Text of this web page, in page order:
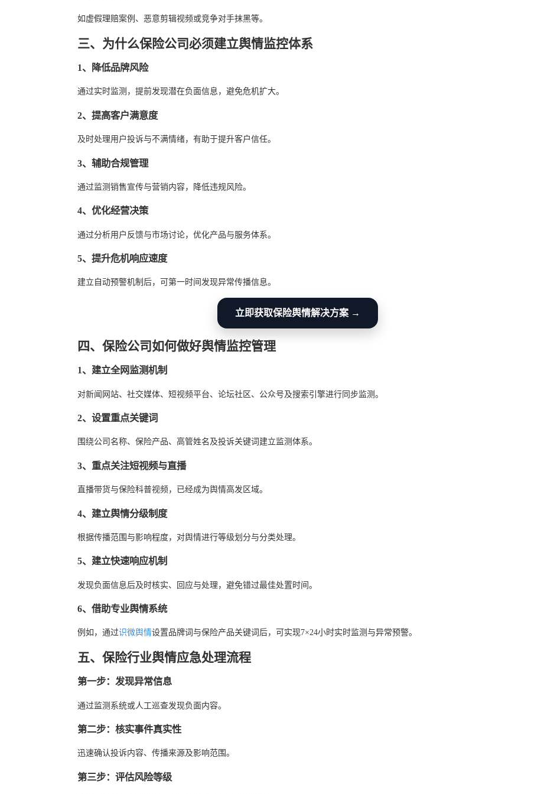
如虚假理赔案例、恶意剪辑视频或竞争对手抹黑等。
三、为什么保险公司必须建立舆情监控体系
1、降低品牌风险
通过实时监测，提前发现潜在负面信息，避免危机扩大。
2、提高客户满意度
及时处理用户投诉与不满情绪，有助于提升客户信任。
3、辅助合规管理
通过监测销售宣传与营销内容，降低违规风险。
4、优化经营决策
通过分析用户反馈与市场讨论，优化产品与服务体系。
5、提升危机响应速度
建立自动预警机制后，可第一时间发现异常传播信息。
立即获取保险舆情解决方案 →
四、保险公司如何做好舆情监控管理
1、建立全网监测机制
对新闻网站、社交媒体、短视频平台、论坛社区、公众号及搜索引擎进行同步监测。
2、设置重点关键词
围绕公司名称、保险产品、高管姓名及投诉关键词建立监测体系。
3、重点关注短视频与直播
直播带货与保险科普视频，已经成为舆情高发区域。
4、建立舆情分级制度
根据传播范围与影响程度，对舆情进行等级划分与分类处理。
5、建立快速响应机制
发现负面信息后及时核实、回应与处理，避免错过最佳处置时间。
6、借助专业舆情系统
例如，通过识微舆情设置品牌词与保险产品关键词后，可实现7×24小时实时监测与异常预警。
五、保险行业舆情应急处理流程
第一步：发现异常信息
通过监测系统或人工巡查发现负面内容。
第二步：核实事件真实性
迅速确认投诉内容、传播来源及影响范围。
第三步：评估风险等级